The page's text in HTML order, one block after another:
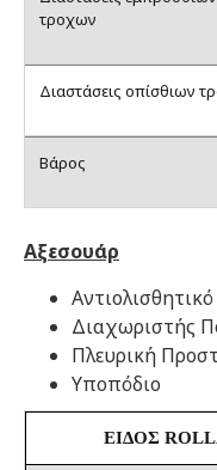
τροχων
Διαστάσεις οπίσθιων
Βάρος
Αξεσουάρ
Διαχωριστής
Πλευρική
Υποπόδιο
ΕΙΔΟΣ